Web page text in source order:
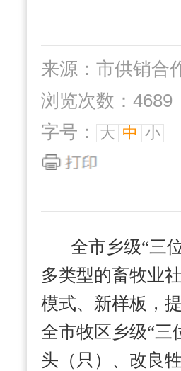
来源：市供销合
浏览次数：4689
字号：
大 中 小
全市乡级“三
多类型的畜牧业
模式、新样板，
全市牧区乡级“三
头（只）、改良